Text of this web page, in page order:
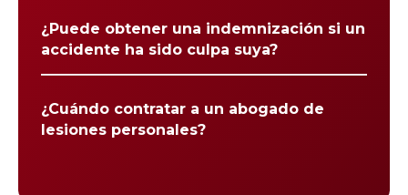
¿Puede obtener una indemnización si un
accidente ha sido culpa suya?
¿Cuándo contratar a un abogado de
lesiones personales?